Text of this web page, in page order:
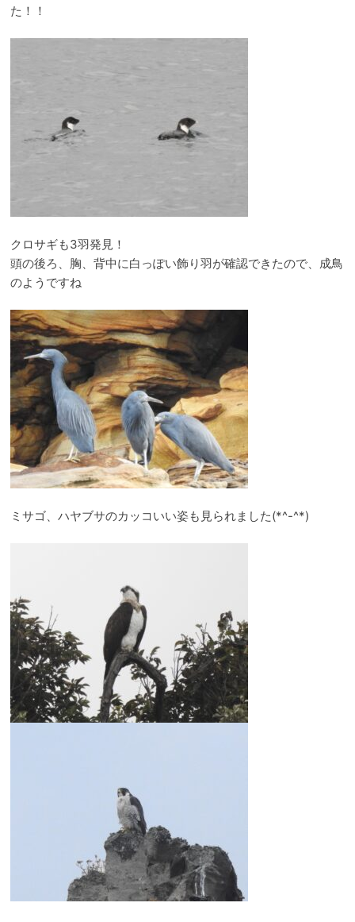
た！！
クロサギも3羽発見！
頭の後ろ、胸、背中に白っぽい飾り羽が確認できたので、成鳥
のようですね
ミサゴ、ハヤブサのカッコいい姿も見られました(*^-^*)